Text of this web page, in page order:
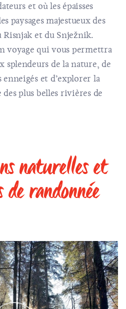
et où les épaisses
paysages majestueux des
Risnjak et du Snježnik.
voyage qui vous permettra
splendeurs de la nature, de
et d’explorer la
des plus belles rivières de
naturelles et
randonnée